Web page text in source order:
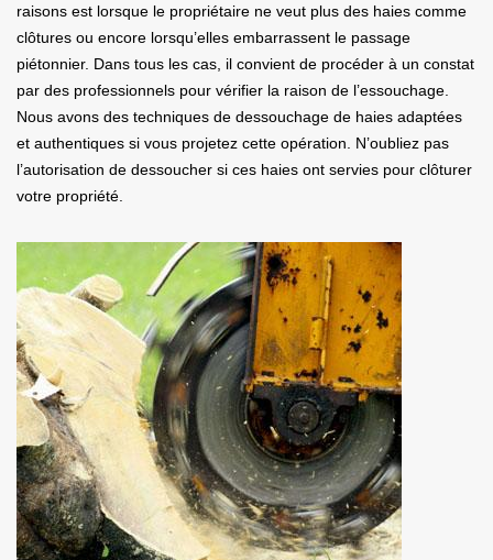
raisons est lorsque le propriétaire ne veut plus des haies comme
clôtures ou encore lorsqu’elles embarrassent le passage
piétonnier. Dans tous les cas, il convient de procéder à un constat
par des professionnels pour vérifier la raison de l’essouchage.
Nous avons des techniques de dessouchage de haies adaptées
et authentiques si vous projetez cette opération. N’oubliez pas
l’autorisation de dessoucher si ces haies ont servies pour clôturer
votre propriété.